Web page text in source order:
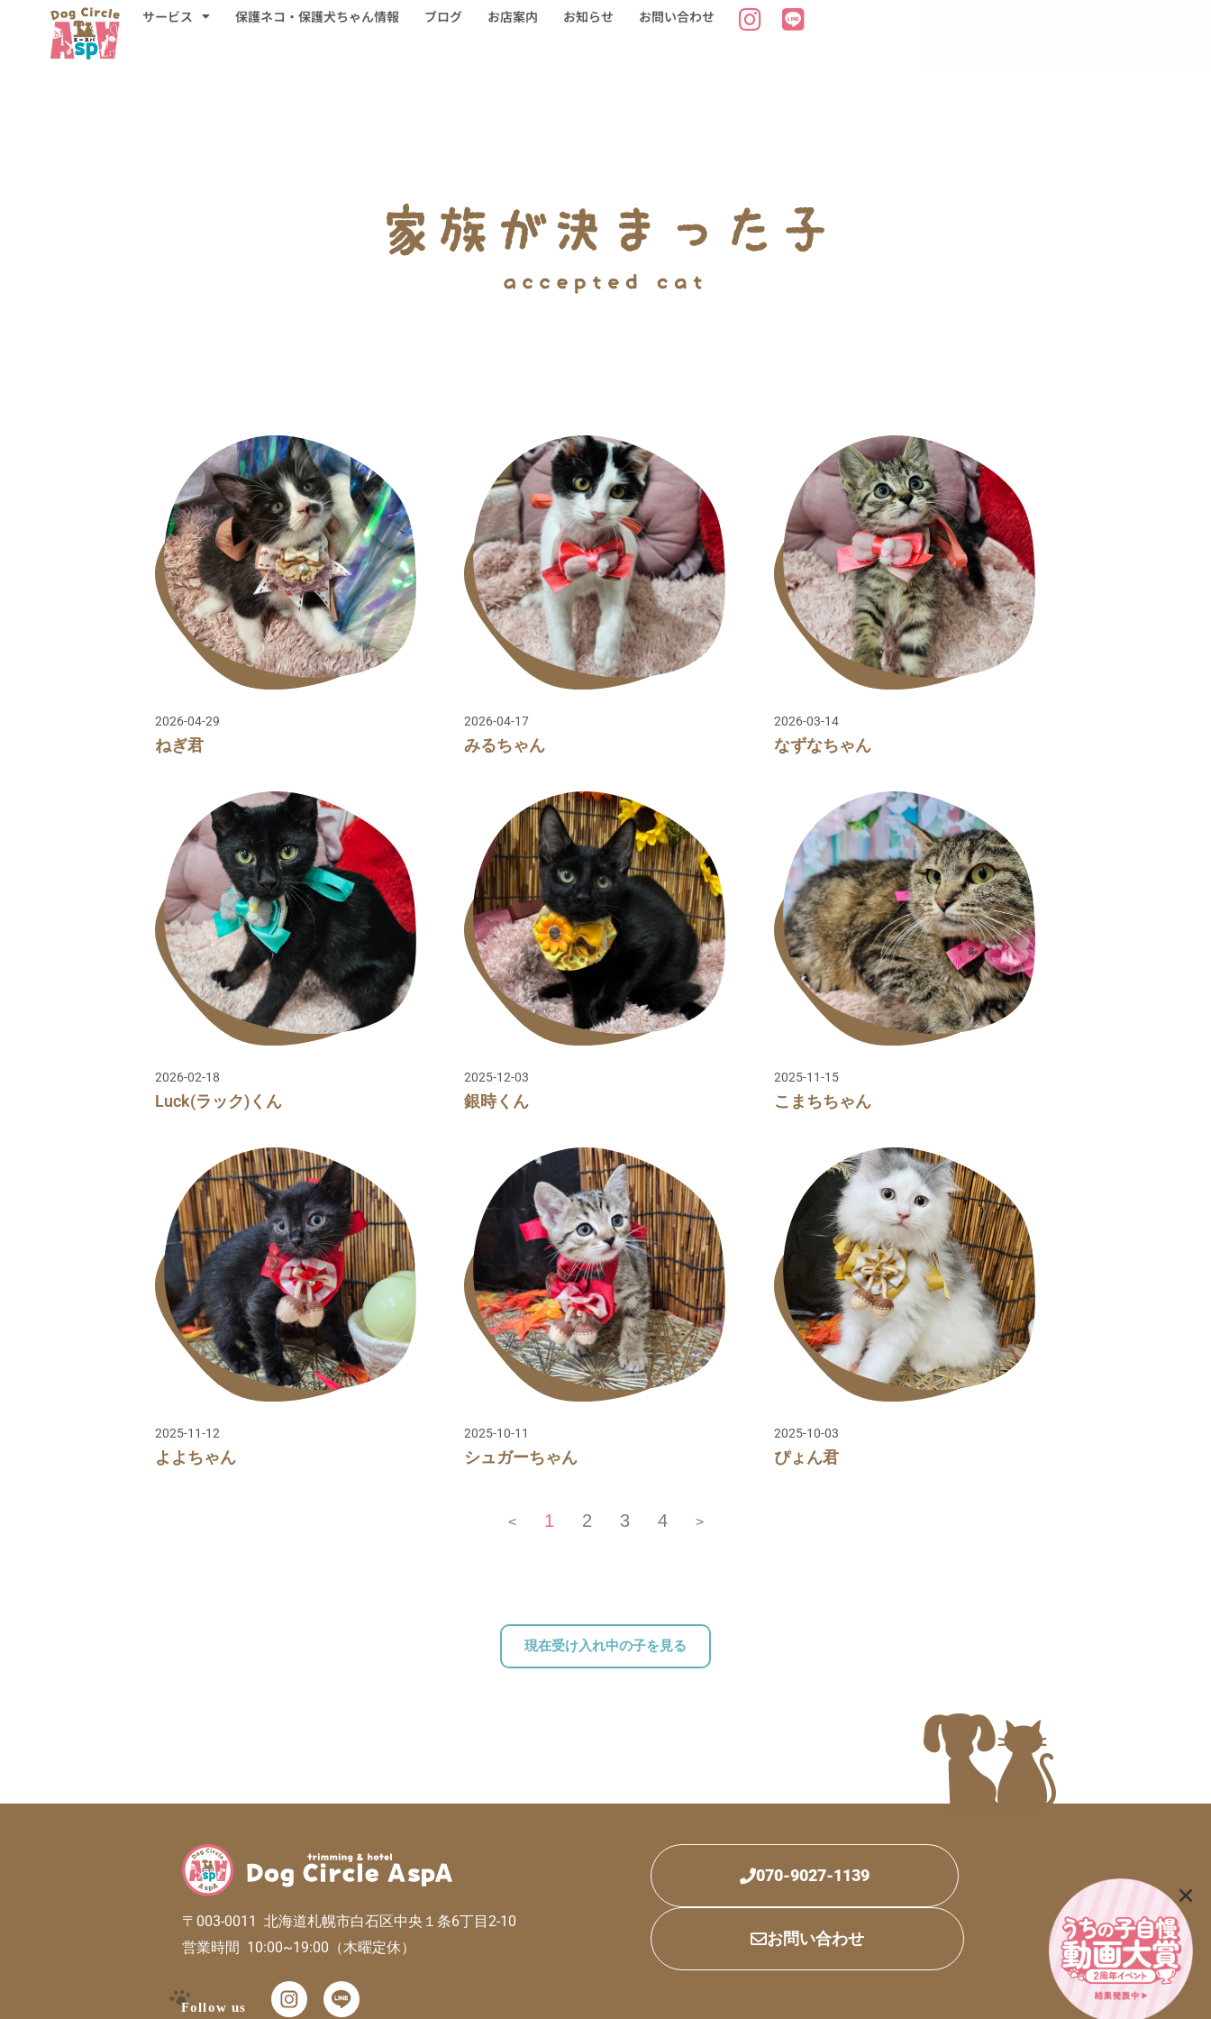
サービス 保護ネコ・保護犬ちゃん情報 ブログ お店案内 お知らせ お問い合わせ
2026-04-29
ねぎ君
2026-04-17
みるちゃん
2026-03-14
なずなちゃん
2026-02-18
Luck(ラック)くん
2025-12-03
銀時くん
2025-11-15
こまちちゃん
2025-11-12
よよちゃん
2025-10-11
シュガーちゃん
2025-10-03
ぴょん君
< 1 2 3 4 >
現在受け入れ中の子を見る
〒003-0011 北海道札幌市白石区中央１条6丁目2-10
営業時間 10:00~19:00（木曜定休）
070-9027-1139
お問い合わせ